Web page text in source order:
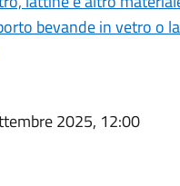
bevande in vetro o
2025, 12:00